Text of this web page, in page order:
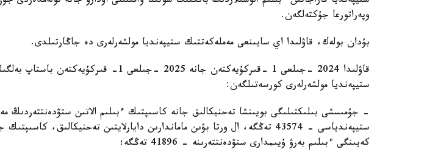
وپەراتورعا جۇكتەلگەن.
بۇدان بولەك، قاۋلىدا اي سايىنعى مەملەكەتتىك ستيپەنديا مولشەرلەرى دە جاڭارتىلدى.
قاۋلىدا 2024 -جىلعى 1 -قىركۇيەكتەن جانە 2025 -جىلعى 1-
ستيپەنديا مولشەرلەرى كورسەتىلگەن:
- جۇمىسشى بىلىكتىلىگى بويىنشا تەحنيكالىق جانە كاسىپتىك ءبىلىم الاتىن ستۋدەنتتەردىڭ
ستيپەندياسى - 43574 تەڭگە، ال ورتا بۋىن ماماندارىن دايارلايتىن تەحنيكالىق،
كەيىنگى ءبىلىم بەرۋ ۇيىمدارى ستۋدەنتتەرىنە - 41896 تەڭگە؛